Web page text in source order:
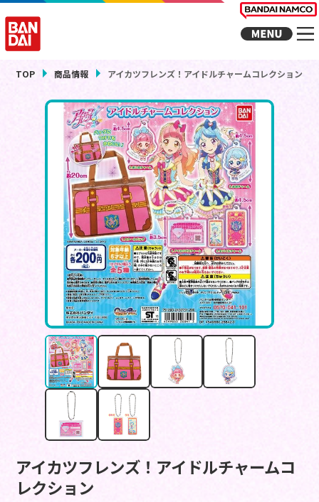
TOP 商品情報 アイカツフレンズ！アイドルチャームコレクション
アイカツフレンズ！アイドルチャームコ
レクション